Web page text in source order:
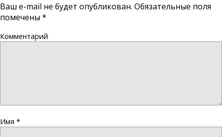
Ваш e-mail не будет опубликован. Обязательные поля
помечены *
Комментарий
Имя *